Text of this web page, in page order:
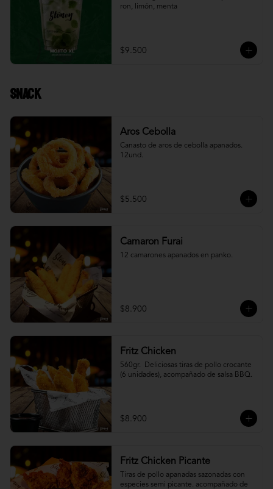
ron, limón, menta
$9.500
Snack
Aros Cebolla
Canasto de aros de cebolla apanados.
12und.
$5.500
Camaron Furai
12 camarones apanados en panko.
$8.900
Fritz Chicken
560gr.  Deliciosas tiras de pollo crocante
(6 unidades), acompañado de salsa BBQ.
$8.900
Fritz Chicken Picante
Tiras de pollo apanadas sazonadas con
especies semi picante. acompañado de